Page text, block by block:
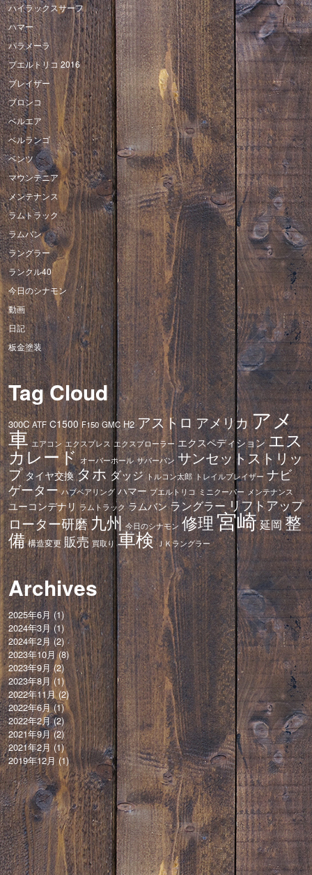
ハイラックスサーフ
ハマー
パラメーラ
プエルトリコ 2016
ブレイザー
ブロンコ
ベルエア
ベルランゴ
ベンツ
マウンテニア
メンテナンス
ラムトラック
ラムバン
ラングラー
ランクル40
今日のシナモン
動画
日記
板金塗装
Tag Cloud
300C ATF C1500 F150 GMC H2 アストロ アメリカアメ
車 エアコン エクスプレス エクスプローラー エクスペディション エス
カレード オーバーホール サバーバン サンセットストリッ
プタイヤ交換タホ ダッジ トルコン太郎 トレイルブレイザー ナビ
ゲーター ハブベアリング ハマー プエルトリコ ミニクーパー メンテナンス
ユーコンデナリ ラムトラック ラムバン ラングラーリフトアップ
ローター研磨九州 今日のシナモン 修理宮崎延岡整
備 構造変更 販売 買取り 車検 ＪＫラングラー
Archives
2025年6月(1)
2024年3月(1)
2024年2月(2)
2023年10月(8)
2023年9月(2)
2023年8月(1)
2022年11月(2)
2022年6月(1)
2022年2月(2)
2021年9月(2)
2021年2月 (1)
2019年12月(1)